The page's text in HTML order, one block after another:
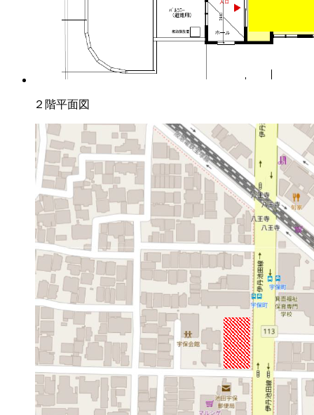
２階平面図